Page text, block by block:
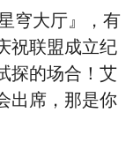
穹大厅』，有
祝联盟成立纪
探的场合！艾
出席，那是你